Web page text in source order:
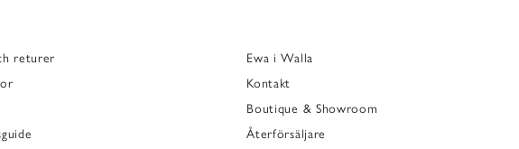
returer
Ewa i Walla
Kontakt
Boutique & Showroom
Återförsäljare